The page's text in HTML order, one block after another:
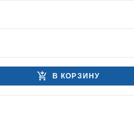
add_shopping_cart В КОРЗИНУ